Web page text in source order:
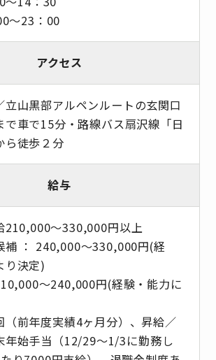
～23：00
アクセス
立山黒部アルペンルートの玄関口
で車で15分・路線バス扇沢線「日
ら徒歩２分
給与
210,000～330,000円以上
補 ： 240,000〜330,000円(経
り決定)
〜240,000円(経験・能力に
（前年度実績4ヶ月分）、昇給／
年始手当（12/29～1/3に勤務し